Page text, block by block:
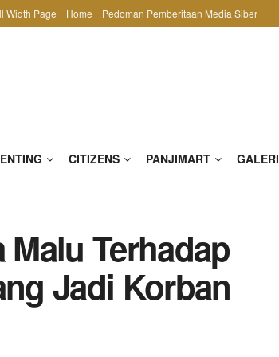
Width Page Home Pedoman Pemberitaan Media Siber
CITIZENS PANJIMART GALERI
Terhadap
Jadi Korban